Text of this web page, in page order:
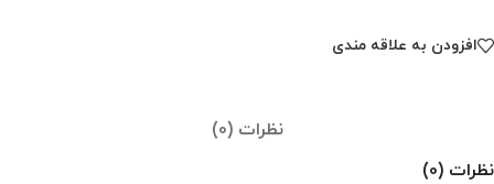
افزودن به علاقه مندی
نظرات (0)
نظرات (0)